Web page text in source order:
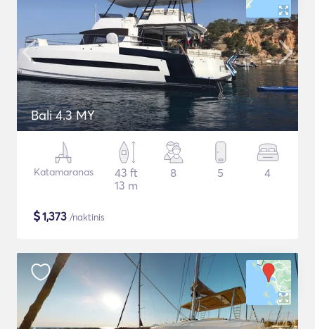
Bali 4.3 MY
Katamaranas
43 ft
13 m
8 5 4
$1,373 /naktinis